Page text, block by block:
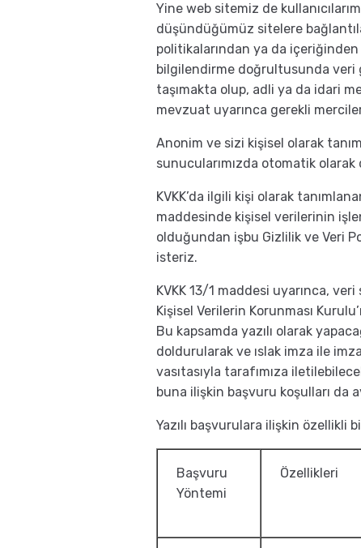
Yine web sitemiz de
düşündüğümüz sitelere
politikalarından ya da
bilgilendirme doğrultusunda veri
taşımakta olup, adli ya da idari
mevzuat uyarınca gerekli
Anonim ve sizi kişisel olarak
sunucularımızda otomatik olarak
KVKK’da ilgili kişi olarak
maddesinde kişisel verilerinin
olduğundan işbu Gizlilik ve Veri
isteriz.
KVKK 13/1 maddesi uyarınca,
Kişisel Verilerin Korunması
Bu kapsamda yazılı olarak
doldurularak ve ıslak imza ile
vasıtasıyla tarafımıza
buna ilişkin başvuru koşulları da
Yazılı başvurulara ilişkin özellikli
Başvuru
Yöntemi
Özellikleri